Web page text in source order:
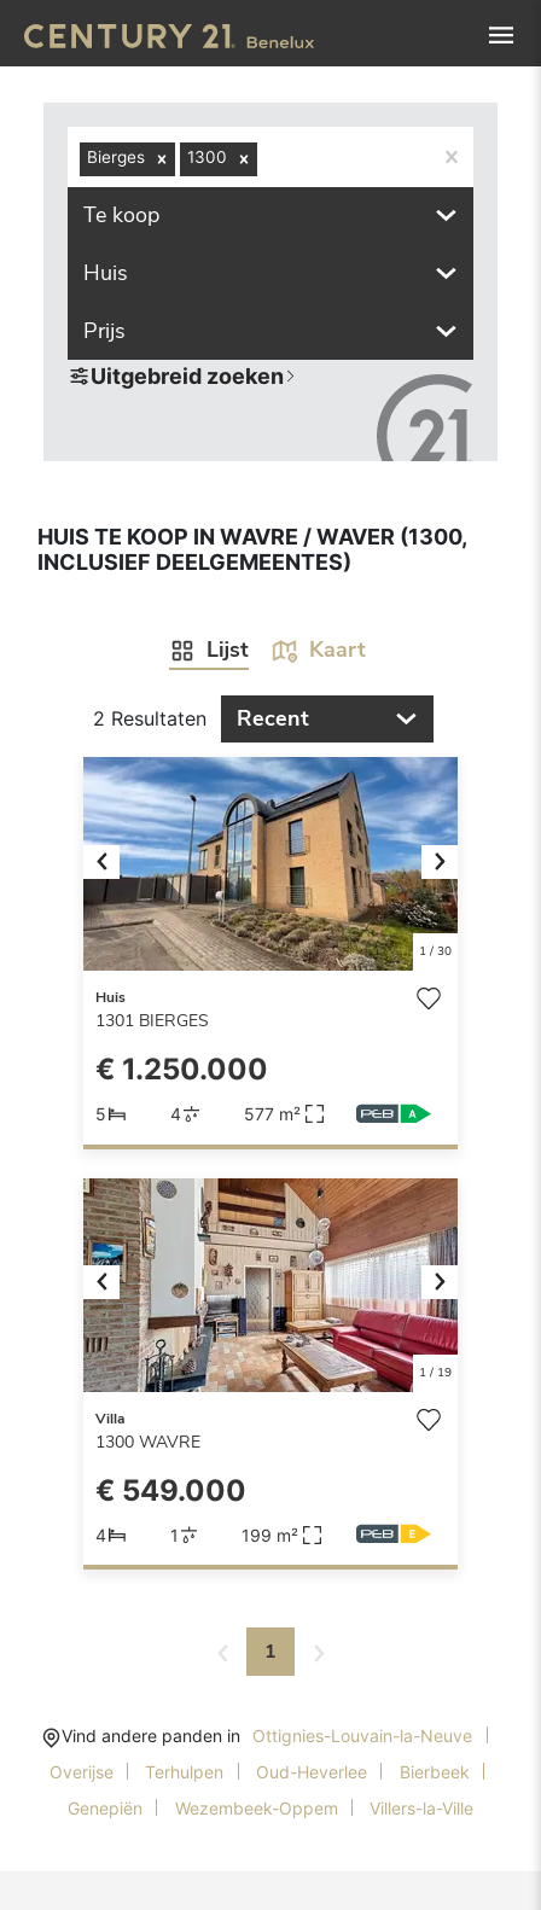
Bierges 1300
Te koop
Huis
Prijs
Uitgebreid zoeken
HUIS TE KOOP IN WAVRE / WAVER (1300,
INCLUSIEF DEELGEMEENTES)
Lijst Kaart
2 Resultaten Recent
Previous Next
1/ 30
Huis
1301 BIERGES
€ 1.250.000
5 4 577 m²
Previous Next
1/ 19
Villa
1300 WAVRE
€ 549.000
4 1 199 m²
1
Vind andere panden in
Ottignies-Louvain-la-Neuve
Overijse
Terhulpen Oud-Heverlee
Bierbeek
Genepiën
Wezembeek-Oppem Villers-la-Ville